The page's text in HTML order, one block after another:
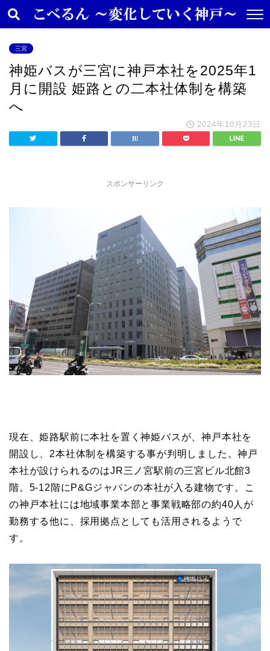
三宮
神姫バスが三宮に神戸本社を2025年1
月に開設 姫路との二本社体制を構築
へ
2024年10月23日
スポンサーリンク
現在、姫路駅前に本社を置く神姫バスが、神戸本社を
開設し、2本社体制を構築する事が判明しました。神戸
本社が設けられるのはJR三ノ宮駅前の三宮ビル北館3
階。5-12階にP&Gジャパンの本社が入る建物です。こ
の神戸本社には地域事業本部と事業戦略部の約40人が
勤務する他に、採用拠点としても活用されるようで
す。